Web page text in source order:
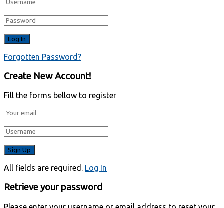
Forgotten Password?
Create New Account!
Fill the forms bellow to register
All fields are required. Log In
Retrieve your password